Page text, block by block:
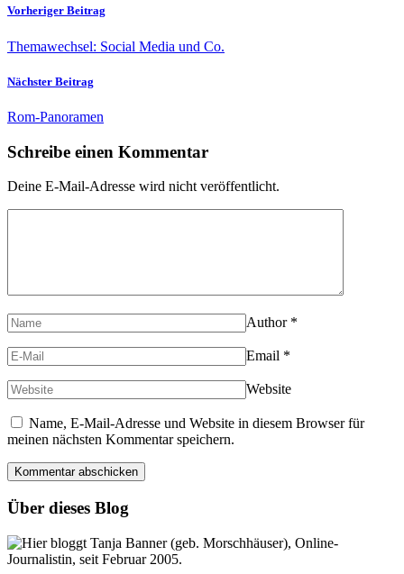
Vorheriger Beitrag
Themawechsel: Social Media und Co.
Nächster Beitrag
Rom-Panoramen
Schreibe einen Kommentar
Deine E-Mail-Adresse wird nicht veröffentlicht.
Author *
Email *
Website
Name, E-Mail-Adresse und Website in diesem Browser für
meinen nächsten Kommentar speichern.
Über dieses Blog
Hier bloggt Tanja Banner (geb. Morschhäuser), Online-
Journalistin, seit Februar 2005.